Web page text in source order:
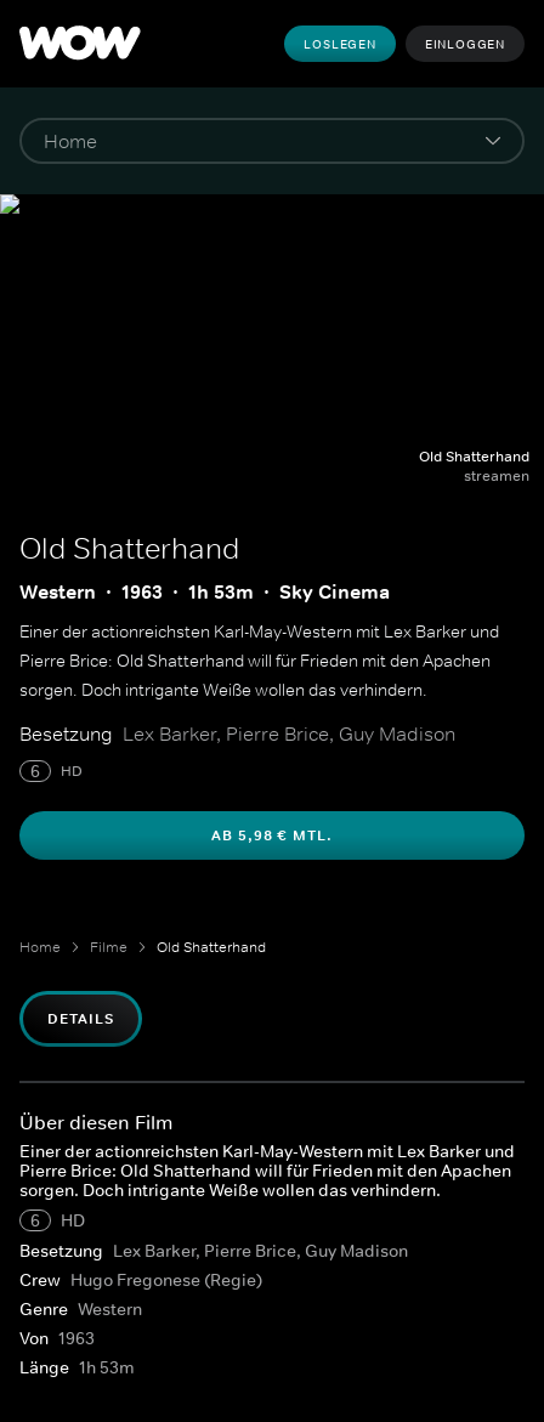
LOSLEGEN EINLOGGEN
Old Shatterhand
streamen
Old Shatterhand
Western 1963 1h 53m Sky Cinema
Einer der actionreichsten Karl-May-Western mit Lex Barker und
Pierre Brice: Old Shatterhand will für Frieden mit den Apachen
sorgen. Doch intrigante Weiße wollen das verhindern.
Besetzung Lex Barker, Pierre Brice, Guy Madison
6 HD
AB 5,98 € MTL.
Home Filme Old Shatterhand
DETAILS
Über diesen Film
Einer der actionreichsten Karl-May-Western mit Lex Barker und
Pierre Brice: Old Shatterhand will für Frieden mit den Apachen
sorgen. Doch intrigante Weiße wollen das verhindern.
6
HD
Besetzung Lex Barker, Pierre Brice, Guy Madison
Crew Hugo Fregonese (Regie)
Genre Western
Von 1963
Länge 1h 53m